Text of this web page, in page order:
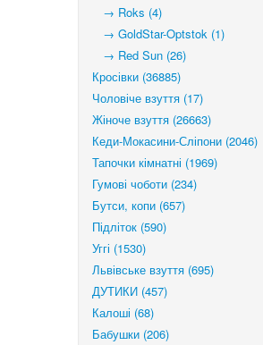
→ Roks (4)
→ GoldStar-Optstok (1)
→ Red Sun (26)
Кросівки (36885)
Чоловіче взуття (17)
Жіноче взуття (26663)
Кеди-Мокасини-Сліпони (2046)
Тапочки кімнатні (1969)
Гумові чоботи (234)
Бутси, копи (657)
Підліток (590)
Уггі (1530)
Львівське взуття (695)
ДУТИКИ (457)
Калоші (68)
Бабушки (206)